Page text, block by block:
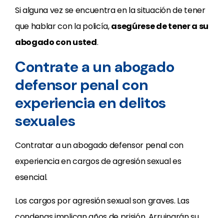
Si alguna vez se encuentra en la situación de tener
que hablar con la policía,asegúrese de tener a su
abogado con usted.
Contrate a un abogado
defensor penal con
experiencia en delitos
sexuales
Contratar a un abogado defensor penal con
experiencia en cargos de agresión sexual es
esencial.
Los cargos por agresión sexual son graves. Las